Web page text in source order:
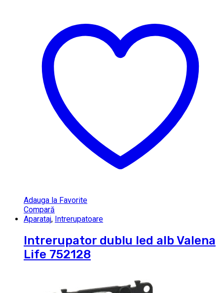
Adauga la Favorite
Compară
Aparataj, Intrerupatoare
Intrerupator dublu led alb Valena
Life 752128